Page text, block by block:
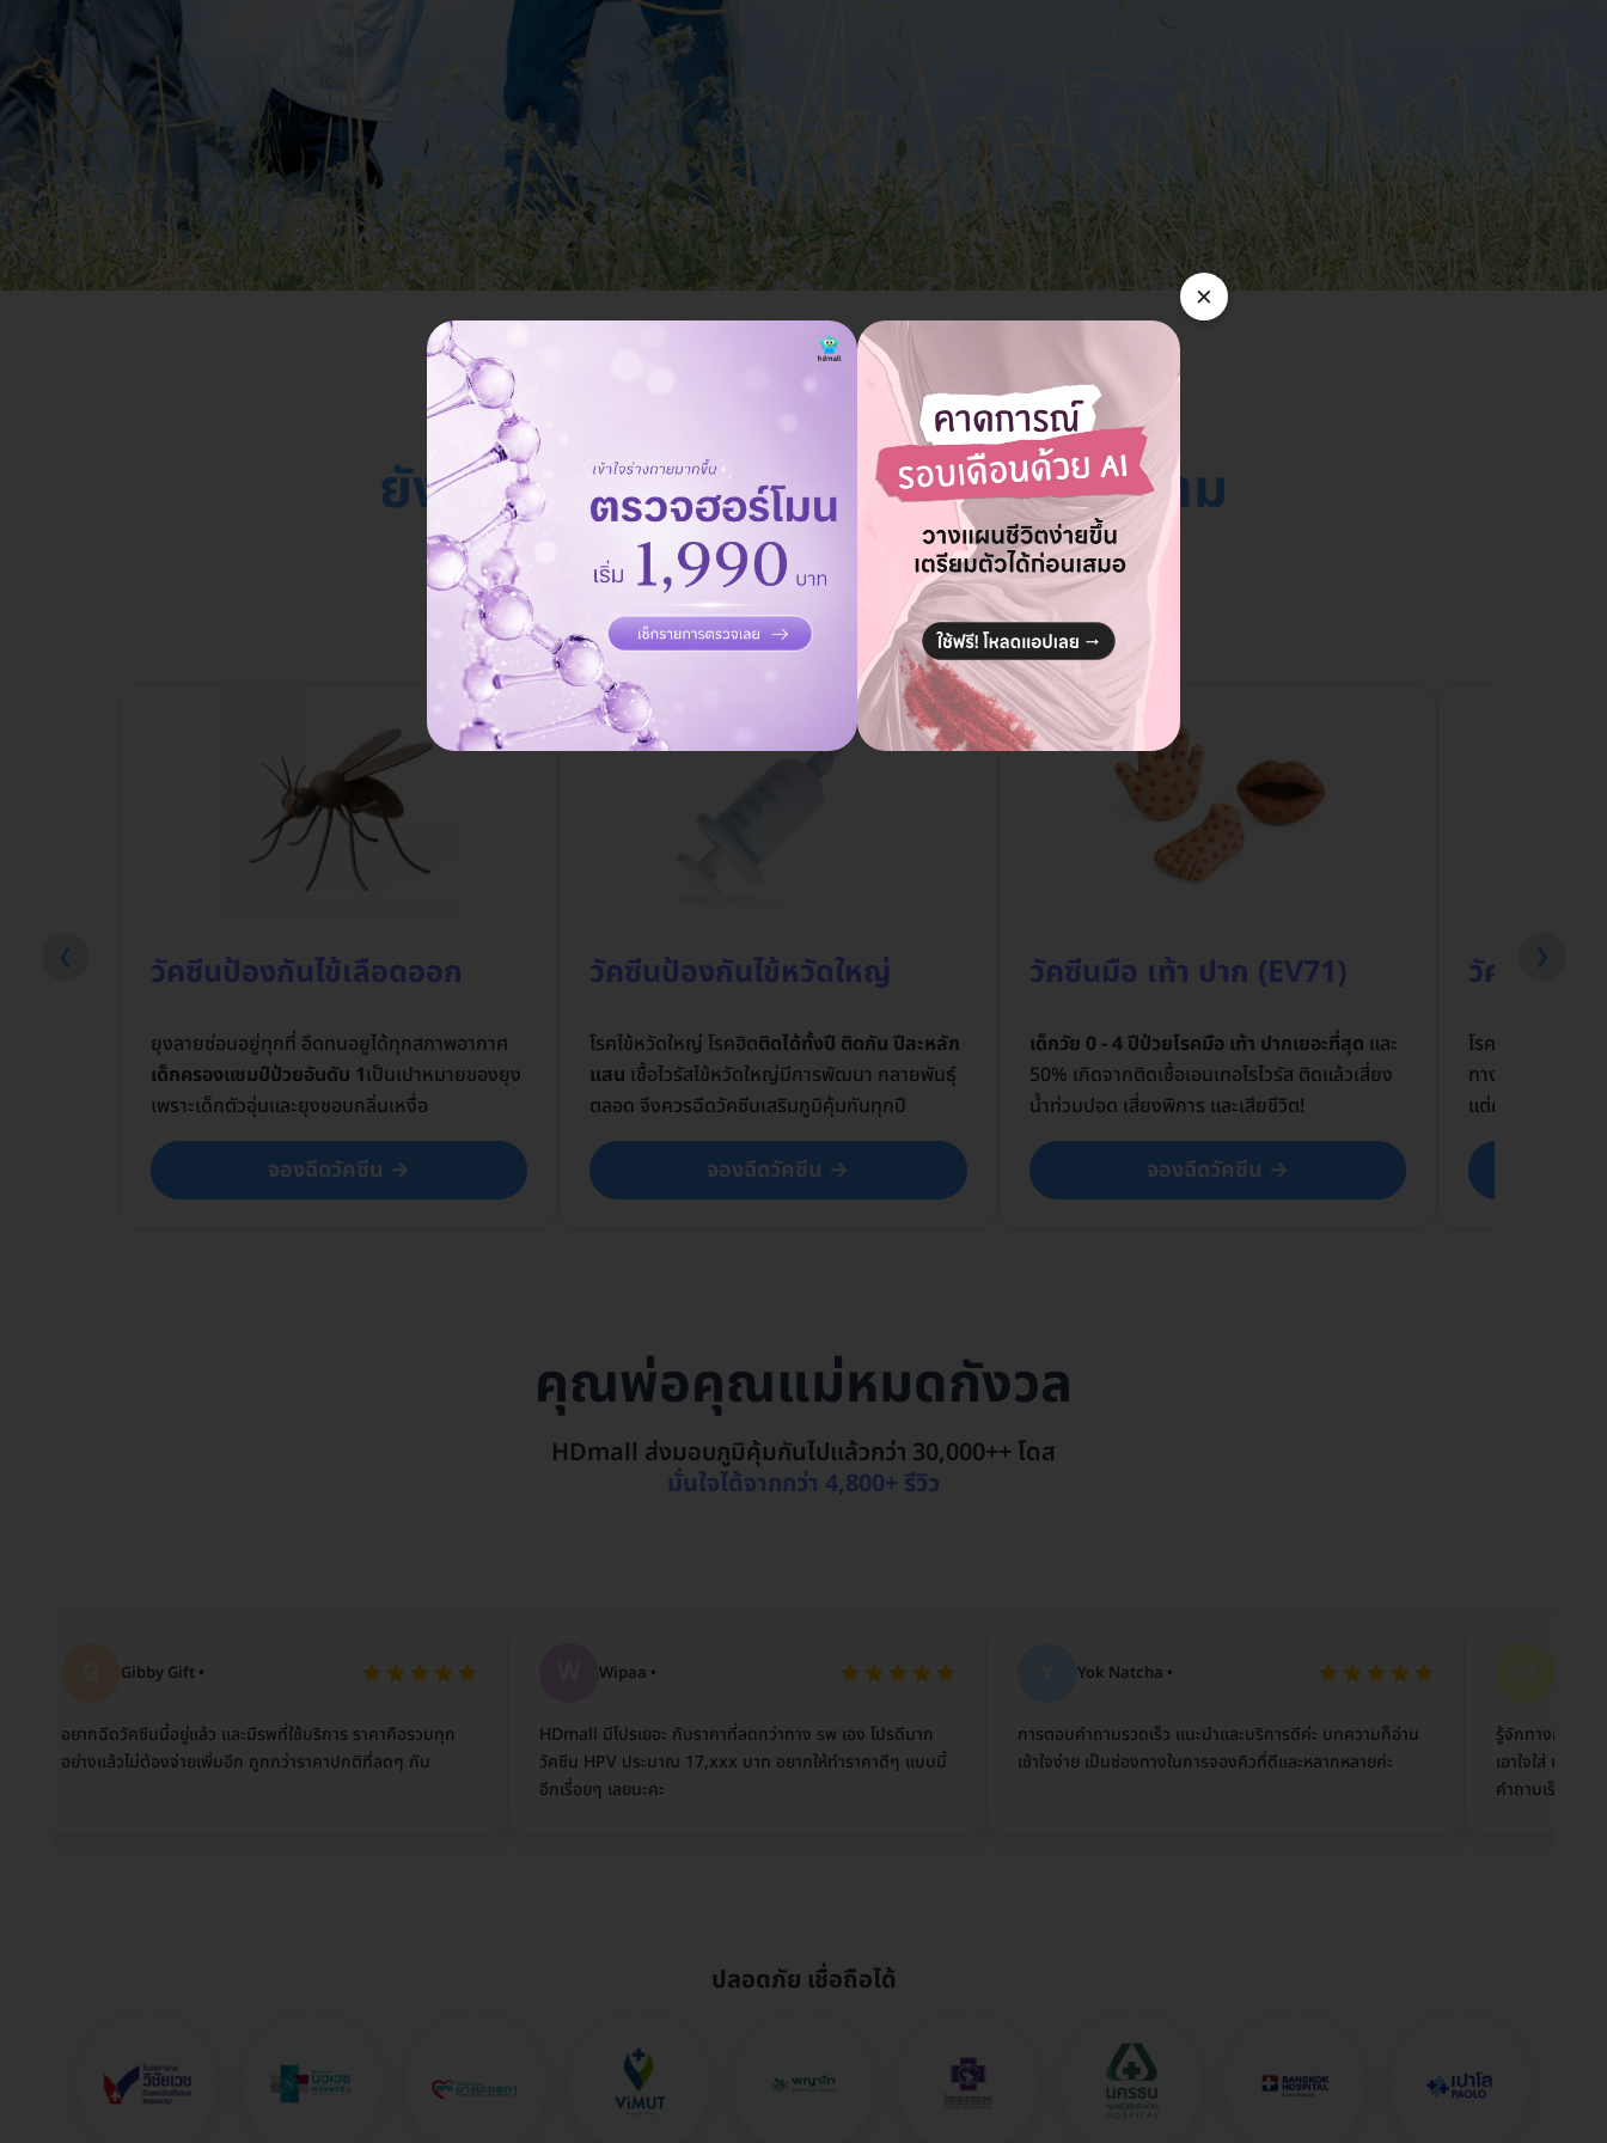
แค่วัคซีนพื้นฐาน อาจจะไม่พอ
ยังมีวัคซีนเสริมที่พ่อแม่ไม่ควรมองข้าม
ช่วยป้องกันโรคติดเชื้อที่พบบ่อยในเด็ก
ลดเสี่ยงภาวะแทรกซ้อน
และเสริมภูมิคุ้มกันให้ลูกแข็งแรงมากขึ้น
❮ วัคซีนป้องกันไข้เลือดออก
ยุงลายซ่อนอยู่ทุกที่ อึดทนอยูได้ทุกสภาพอากาศ
เด็กครองแชมป์ป่วยอันดับ 1เป็นเปาหมายของยุง
เพราะเด็กตัวอุ่นและยุงชอบกลิ่นเหงื่อ
จองฉีดวัคซีน →
วัคซีนป้องกันไข้หวัดใหญ่
โรคไข้หวัดใหญ่ โรคฮิตติดได้ทั้งปี ติดกัน ปีละหลัก
แสน เชื้อไวรัสไข้หวัดใหญ่มีการพัฒนา กลายพันธุ์
ตลอด จึงควรฉีดวัคซีนเสริมภูมิคุ้มกันทุกปี
จองฉีดวัคซีน →
วัคซีนมือ เท้า ปาก (EV71)
เด็กวัย 0 - 4 ปีป่วยโรคมือ เท้า ปากเยอะที่สุด และ
50% เกิดจากติดเชื้อเอนเทอโรไวรัส ติดแล้วเสี่ยง
น้ำท่วมปอด เสี่ยงพิการ และเสียชีวิต!
จองฉีดวัคซีน →
วัคซีนป้อง
โรคติดเชื้อไวรัส
ทางจมูก ปาก หรื
แต่คุณแม่ตั้งครร
❯
คุณพ่อคุณแม่หมดกังวล
HDmall ส่งมอบภูมิคุ้มกันไปแล้วกว่า 30,000++ โดส
มั่นใจได้จากกว่า 4,800+ รีวิว
Gibby Gift •
ากฉีดวัคซีนนี้อยู่แล้ว และมีรพที่ใช้บริการ ราคาคือรวมทุก
างแล้วไม่ต้องจ่ายเพิ่มอีก ถูกกว่าราคาปกติที่ลดๆ กัน
HDmall มีโปรเยอะ กับราคาที่ลดกว่าทาง รพ เอง โปรดีมาก
วัคซีน HPV ประมาณ 17,xxx บาท อยากให้ทำราคาดีๆ แบบนี้
อีกเรื่อยๆ เลยนะคะ
Yok Natcha •
การตอบคำถามรวดเร็ว แนะนำและบริการดีค่ะ บทความก็อ่าน
เข้าใจง่าย เป็นช่องทางในการจองคิวที่ดีและหลากหลายค่ะ
รู้จักทางกูเกิ้ล เวลาเสิร์ช
เอาใจใส่ ประทับใจ ตอนนี้
ปลอดภัย เชื่อถือได้
×